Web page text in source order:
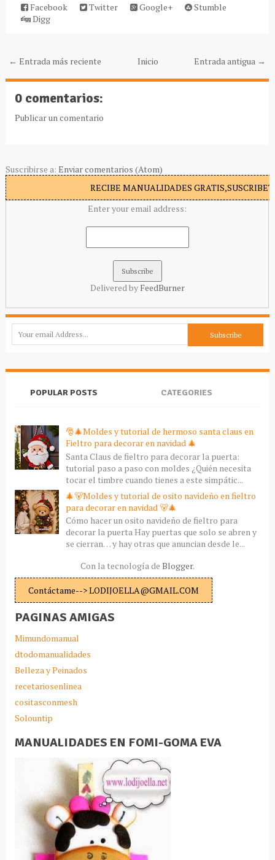
Facebook Twitter Google+
Stumble
Digg
← Entrada más reciente Entrada antigua →
Inicio
0 comentarios:
Publicar un comentario
Suscribirse a: Enviar comentarios (Atom)
RECIBE MANUALIDADES
Enter your email address:
Delivered by FeedBurner
POPULAR POSTS CATEGORIES
🎅🎄Moldes y tutorial de hermoso santa claus en
Fieltro para decorar en navidad 🎄
Santa Claus de fieltro para decorar la puerta:
tutorial paso a paso con moldes ¿Quién necesita
tocar el timbre cuando tienes a este simpátic...
🎄🐻Moldes y tutorial de osito navideño en fieltro
para decorar en navidad 🐻🎄
Cómo hacer un osito navideño de fieltro para
decorar la puerta Hay puertas que solo se abren y
se cierran… y hay otras que anuncian desde le...
Con la tecnología de Blogger.
Contáctame--> LODIJOELLA@GMAIL.COM
PAGINAS AMIGAS
Mimundomanual
dtodomanualidades
Belleza y Peinados
recetariosenlinea
cositasconmesh
Solountip
MANUALIDADES EN FOMI-GOMA EVA